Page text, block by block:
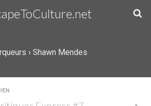
› Shawn Mendes